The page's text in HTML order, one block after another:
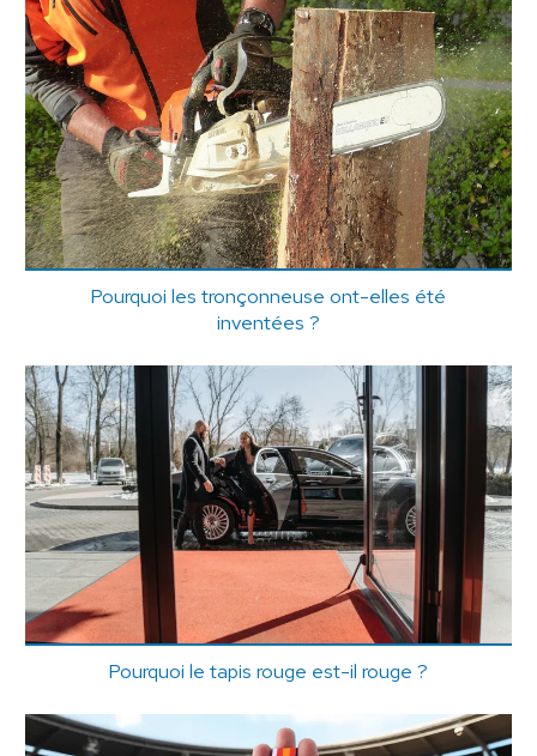
Pourquoi les tronçonneuse ont-elles été
inventées ?
Pourquoi le tapis rouge est-il rouge ?